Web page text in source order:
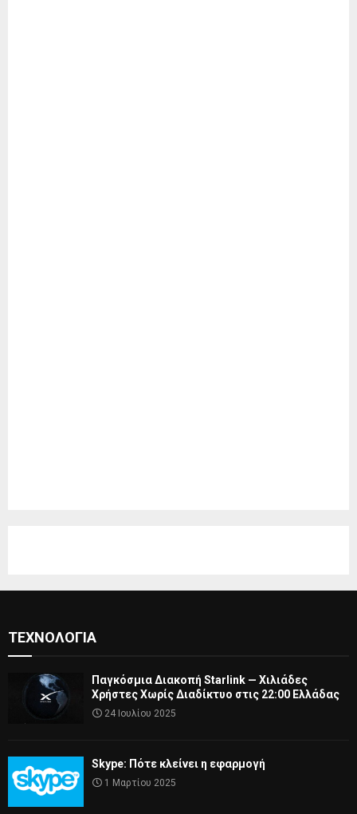
ΤΕΧΝΟΛΟΓΊΑ
Παγκόσμια Διακοπή Starlink — Χιλιάδες
Χρήστες Χωρίς Διαδίκτυο στις 22:00 Ελλάδας
24 Ιουλίου 2025
Skype: Πότε κλείνει η εφαρμογή
1 Μαρτίου 2025